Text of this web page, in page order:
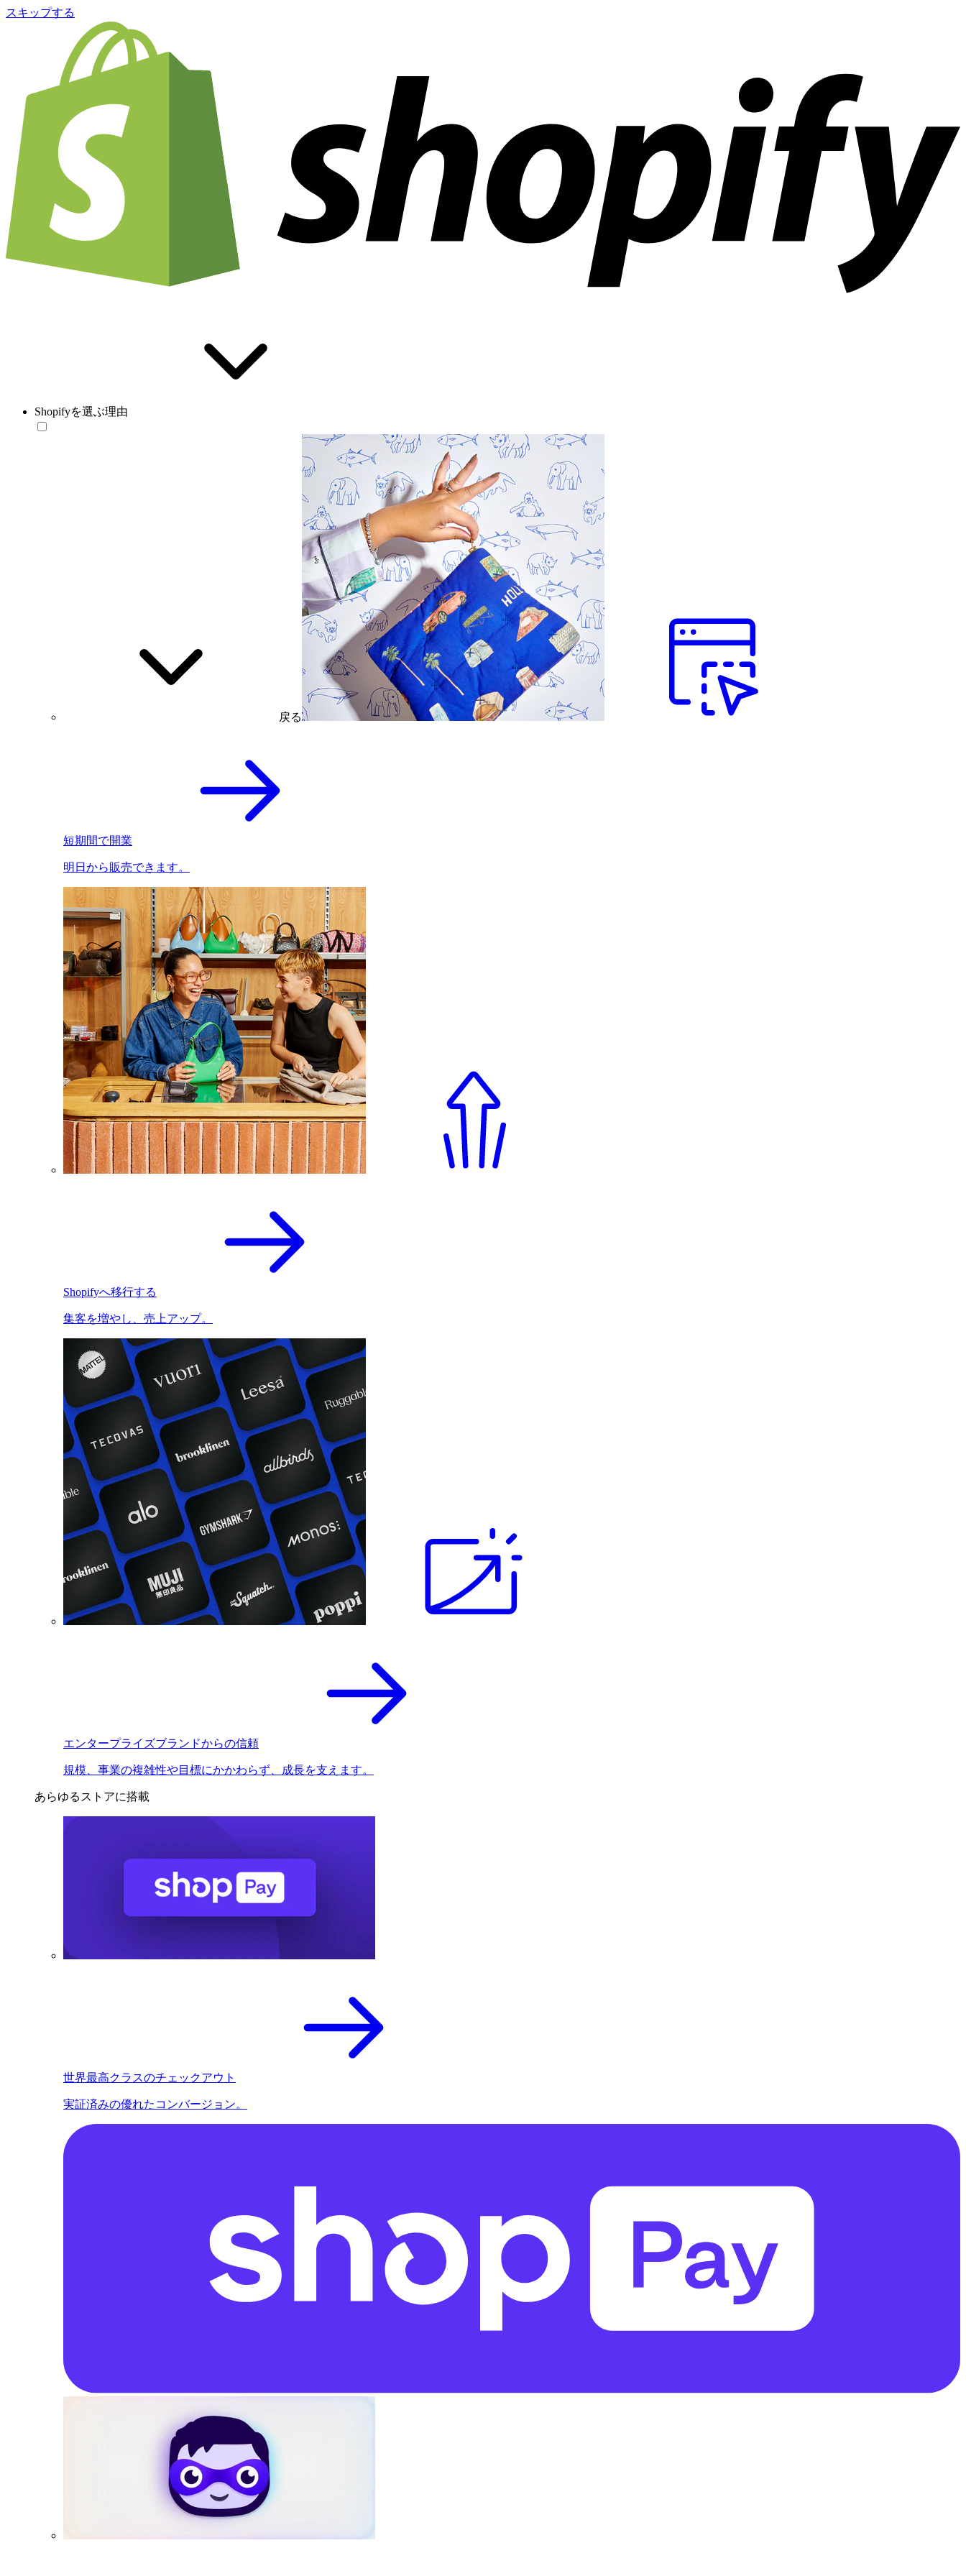
スキップする
Shopifyを選ぶ理由
戻る
短期間で開業
明日から販売できます。
Shopifyへ移行する
集客を増やし、売上アップ。
エンタープライズブランドからの信頼
規模、事業の複雑性や目標にかかわらず、成長を支えます。
あらゆるストアに搭載
世界最高クラスのチェックアウト
実証済みの優れたコンバージョン。